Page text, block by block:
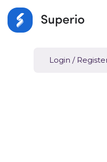
Login /